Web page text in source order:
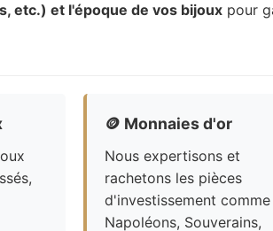
etc.) et l'époque de vos bijoux pour
🪙 Monnaies d'or
Nous expertisons et
rachetons les pièces
d'investissement
Napoléons, Souverains,